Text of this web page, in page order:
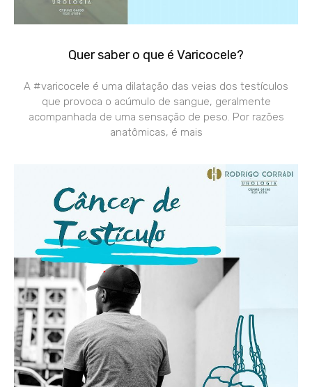
Quer saber o que é Varicocele?
A #varicocele é uma dilatação das veias dos testículos
que provoca o acúmulo de sangue, geralmente
acompanhada de uma sensação de peso. Por razões
anatômicas, é mais